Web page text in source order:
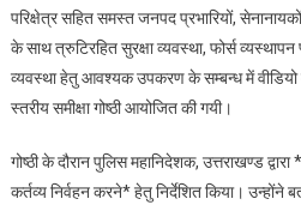
परिक्षेत्र सहित समस्त जनपद प्रभारियों,
के साथ त्रुटिरहित सुरक्षा व्यवस्था, फोर्स व्यस्थापन
व्यवस्था हेतु आवश्यक उपकरण के सम्बन्ध में
स्तरीय समीक्षा गोष्ठी आयोजित की गयी।
गोष्ठी के दौरान पुलिस महानिदेशक, उत्तराखण्ड
कर्तव्य निर्वहन करने* हेतु निर्देशित किया। उन्होंने